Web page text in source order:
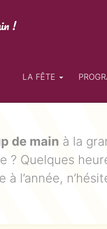
!
LA FÊTE
de main à la
? Quelques
l’année,